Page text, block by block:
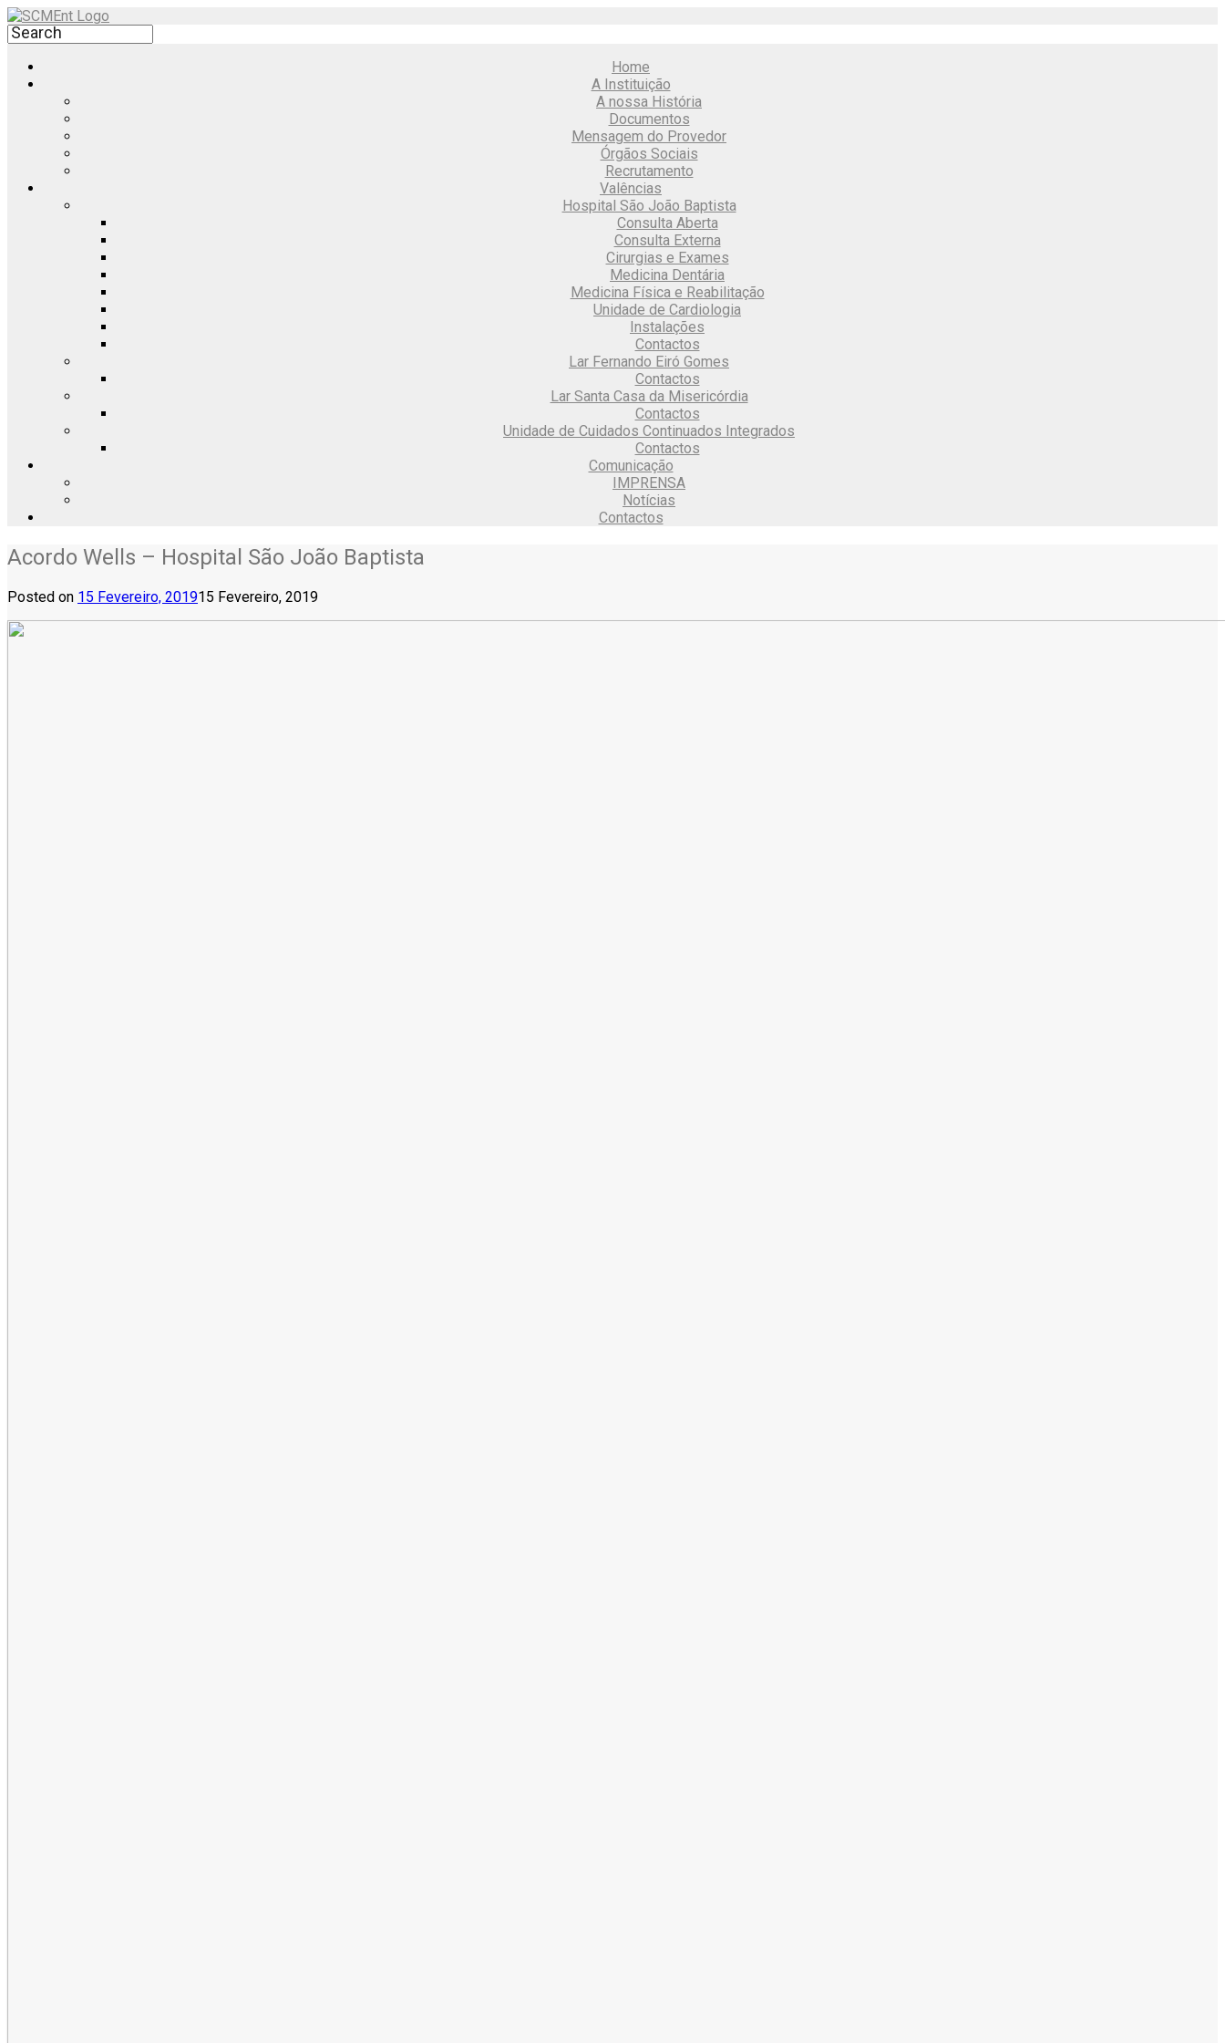
Home
A Instituição
A nossa História
Documentos
Mensagem do Provedor
Órgãos Sociais
Recrutamento
Valências
Hospital São João Baptista
Consulta Aberta
Consulta Externa
Cirurgias e Exames
Medicina Dentária
Medicina Física e Reabilitação
Unidade de Cardiologia
Instalações
Contactos
Lar Fernando Eiró Gomes
Contactos
Lar Santa Casa da Misericórdia
Contactos
Unidade de Cuidados Continuados Integrados
Contactos
Comunicação
IMPRENSA
Notícias
Contactos
Acordo Wells – Hospital São João Baptista
Posted on 15 Fevereiro, 201915 Fevereiro, 2019